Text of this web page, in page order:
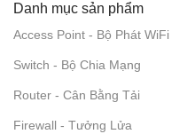
Danh mục sản phẩm
Access Point - Bộ Phát WiFi
Switch - Bộ Chia Mạng
Router - Cân Bằng Tải
Firewall - Tưởng Lửa